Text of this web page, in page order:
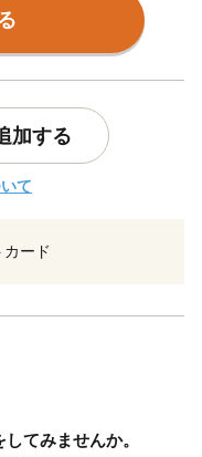
加する
て
ード
てみませんか。